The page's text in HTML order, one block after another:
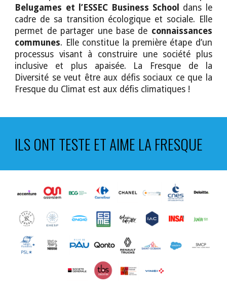
Belugames et l’ESSEC Business School
dans le
cadre de sa transition écologique et sociale. Elle
permet de partager une base de connaissances
communes. Elle constitue la première étape d’un
processus visant à construire une société plus
inclusive et plus apaisée. La Fresque de la
Diversité se veut être aux défis sociaux ce que la
Fresque du Climat est aux défis climatiques !
ILS ONT TESTE ET AIME LA FRESQUE